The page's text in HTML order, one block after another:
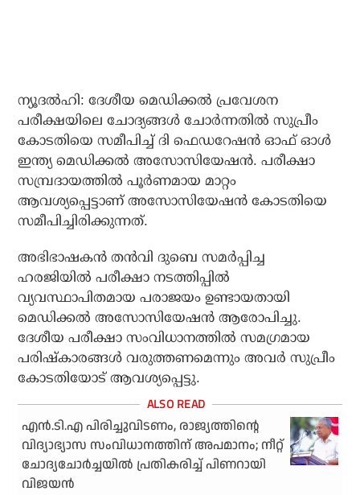
ന്യൂദൽഹി: ദേശീയ മെഡിക്കൽ പ്രവേശന
പരീക്ഷയിലെ ചോദ്യങ്ങൾ ചോർന്നതിൽ സുപ്രീം
കോടതിയെ സമീപിച്ച് ദി ഫെഡറേഷൻ ഓഫ് ഓൾ
ഇന്ത്യ മെഡിക്കൽ അസോസിയേഷൻ. പരീക്ഷാ
സമ്പ്രദായത്തിൽ പൂർണമായ മാറ്റം
ആവശ്യപ്പെട്ടാണ് അസോസിയേഷൻ കോടതിയെ
സമീപിച്ചിരിക്കുന്നത്.
അഭിഭാഷകൻ തൻവി ദുബെ സമർപ്പിച്ച
ഹരജിയിൽ പരീക്ഷാ നടത്തിപ്പിൽ
വ്യവസ്ഥാപിതമായ പരാജയം ഉണ്ടായതായി
മെഡിക്കൽ അസോസിയേഷൻ ആരോപിച്ചു.
ദേശീയ പരീക്ഷാ സംവിധാനത്തിൽ സമഗ്രമായ
പരിഷ്കാരങ്ങൾ വരുത്തണമെന്നും അവർ സുപ്രീം
കോടതിയോട് ആവശ്യപ്പെട്ടു.
എൻ.ടി.എ പിരിച്ചുവിടണം, രാജ്യത്തിന്റെ
വിദ്യാഭ്യാസ സംവിധാനത്തിന് അപമാനം; നീറ്റ്
ചോദ്യചോർച്ചയിൽ പ്രതികരിച്ച് പിണറായി
വിജയൻ